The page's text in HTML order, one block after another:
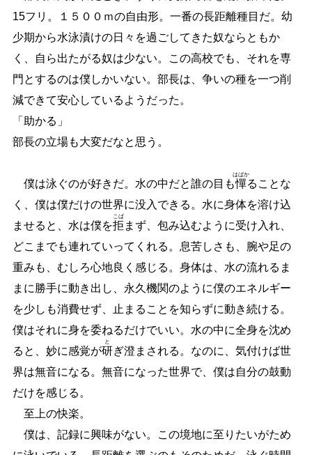
15フリ。１５００ｍの自由形。一番の長距離種目だ。幼
少期から水泳漬けの日々を過ごしてきた奴ならともか
く、自ら出たがる奴は少ない。この高校でも、それを専
門とするのは僕しかいない。部長は、争いの種を一つ削
減できて安心しているようだった。
「助かる」
部長の立場も大変だなと思う。
僕は泳ぐのが好きだ。水の中だと誰の目も憚
はばか
ることな
く、僕は僕だけの世界に没入できる。水に身体を溶け込
ませると、水は僕を拒
こば
まず、包み込むように受け入れ、
どこまでも連れていってくれる。息苦しさも、腕や足の
重みも、むしろ心地良く感じる。身体は、水の流れるま
まに勝手に動き出し、永久機関のように僕のエネルギー
を少しも消費せず、止まることを知らずに動き続ける。
僕はそれに身を委ねるだけでいい。水の中に全身を沈め
ると、妙に感覚が研
と
ぎ澄まされる。なのに、気付けば世
界は無音になる。無音になった世界で、僕は自分の鼓動
だけを感じる。
至上の快楽。
僕は、記録に興味がない。この境地に至りたいがため